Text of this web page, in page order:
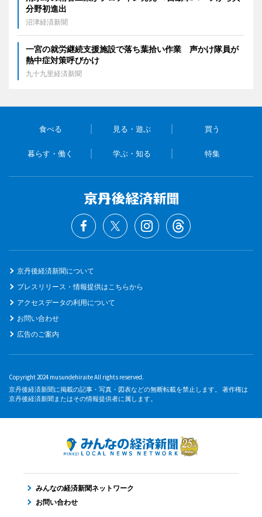
分野初進出
沼津経済新聞
一宮の就労継続支援施設で落ち葉拾い作業 声かけ隊員が
熱中症対策呼びかけ
九十九里経済新聞
食べる 見る・遊ぶ 買う
暮らす・働く 学ぶ・知る 特集
京丹後経済新聞について
プレスリリース・情報提供はこちらから
アクセスデータの利用について
お問い合わせ
広告のご案内
Copyright 2024 musundehiraite All rights reserved.
京丹後経済新聞に掲載の記事・写真・図表などの無断転載を禁止します。 著作権は
京丹後経済新聞またはその情報提供者に属します。
みんなの経済新聞ネットワーク
お問い合わせ